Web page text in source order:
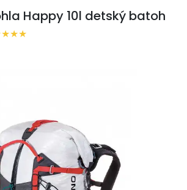
Happy 10l detský batoh